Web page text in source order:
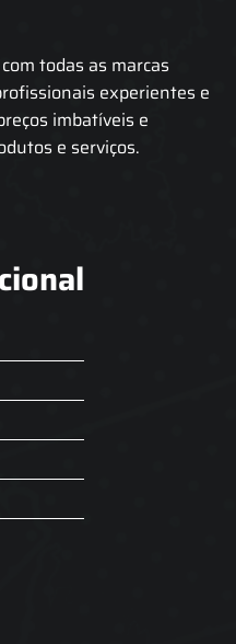
todas as marcas
experientes e
imbatíveis e
e serviços.